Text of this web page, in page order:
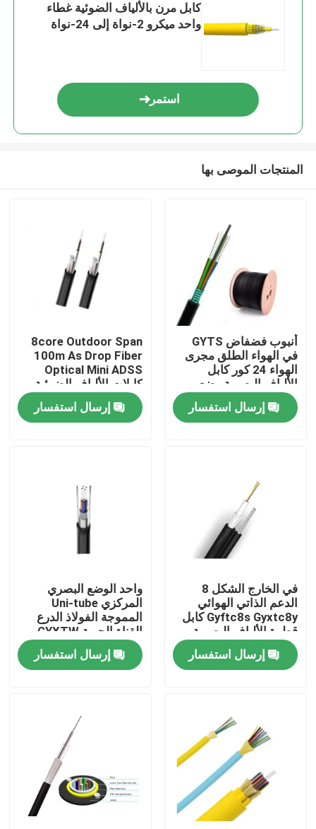
مسكن
معلومات عنا
جولة في المعمل
مراقبة الجودة
اتصل بنا
كابل الألياف البصرية في الهواء الطلق
كابلات الألياف البصرية الداخلية
كابل الألياف البصرية
كابل مرن بالألياف الضوئية غطاء
واحد ميكرو 2-نواة إلى 24-نواة
استمر
المنتجات الموصى بها
أنبوب فضفاض GYTS
في الهواء الطلق مجرى
الهواء 24 كور كابل
الألياف البصرية وضع
فردي
إرسال استفسار
8core Outdoor Span
100m As Drop Fiber
Optical Mini ADSS
كابلات الألياف الضوئية
إرسال استفسار
في الخارج الشكل 8
الدعم الذاتي الهوائي
Gyftc8s Gyxtc8y كابل
قطرة الألياف البصرية
إرسال استفسار
واحد الوضع البصري
المركزي Uni-tube
المموجة الفولاذ الدرع
القناة الجوية GYXTW
كابل الألياف البصرية
إرسال استفسار